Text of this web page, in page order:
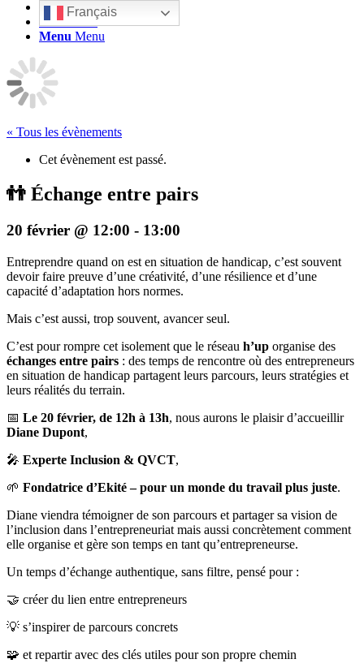
Français
Rechercher
Menu Menu
« Tous les évènements
Cet évènement est passé.
👬 Échange entre pairs
20 février @ 12:00 - 13:00
Entreprendre quand on est en situation de handicap, c’est souvent
devoir faire preuve d’une créativité, d’une résilience et d’une
capacité d’adaptation hors normes.
Mais c’est aussi, trop souvent, avancer seul.
C’est pour rompre cet isolement que le réseau h’up organise des
échanges entre pairs : des temps de rencontre où des entrepreneurs
en situation de handicap partagent leurs parcours, leurs stratégies et
leurs réalités du terrain.
📅 Le 20 février, de 12h à 13h, nous aurons le plaisir d’accueillir
Diane Dupont,
🎤 Experte Inclusion & QVCT,
🌱 Fondatrice d’Ekité – pour un monde du travail plus juste.
Diane viendra témoigner de son parcours et partager sa vision de
l’inclusion dans l’entrepreneuriat mais aussi concrètement comment
elle organise et gère son temps en tant qu’entrepreneurse.
Un temps d’échange authentique, sans filtre, pensé pour :
🤝 créer du lien entre entrepreneurs
💡 s’inspirer de parcours concrets
🧩 et repartir avec des clés utiles pour son propre chemin